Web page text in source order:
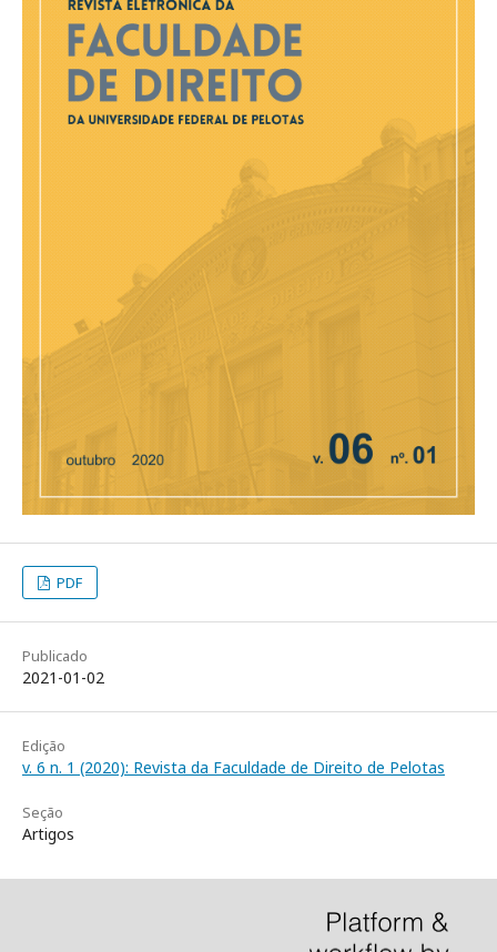
PDF
Publicado
2021-01-02
Edição
v. 6 n. 1 (2020): Revista da Faculdade de Direito de Pelotas
Seção
Artigos